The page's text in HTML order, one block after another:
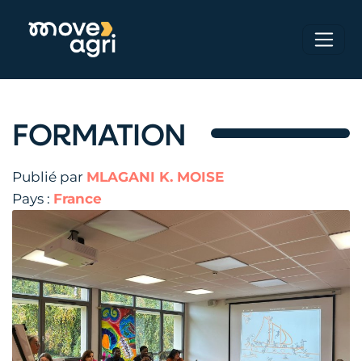
FORMATION
Publié par MLAGANI K. MOISE
Pays : France